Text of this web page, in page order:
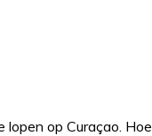
op Curaçao.